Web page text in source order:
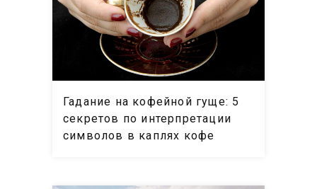
Гадание на кофейной гуще: 5
секретов по интерпретации
символов в каплях кофе